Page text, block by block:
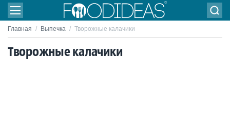
Главная / Выпечка / Творожные калачики
Творожные калачики